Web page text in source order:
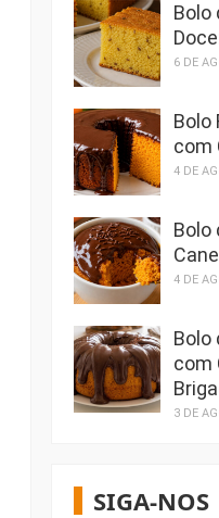
Bolo
6 DE
Bolo
com
4 DE
Bolo
4 DE
Bolo
com
3 DE
SIGA-NOS